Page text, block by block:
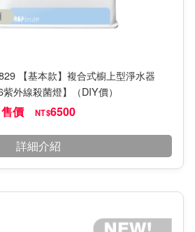
【基本款】複合式櫥上型淨水器
紫外線殺菌燈】（DIY價）
售價 NT$6500
詳細介紹